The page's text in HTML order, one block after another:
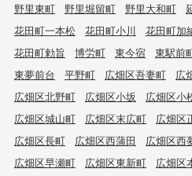
野里東町
野里堀留町 野里大和町
花田町一本松
花田町小川 花田町加
花田町勅旨
博労町 東今宿 東駅前
東夢前台
平野町 広畑区吾妻町 広
広畑区北野町
広畑区小坂 広畑区小
広畑区城山町
広畑区末広町 広畑区
広畑区長町
広畑区西蒲田 広畑区西
広畑区早瀬町
広畑区東新町 広畑区